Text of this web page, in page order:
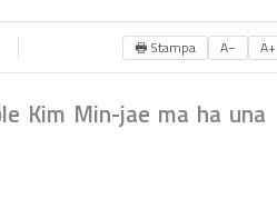
🖶 Stampa A− A+
Kim Min-jae ma ha una